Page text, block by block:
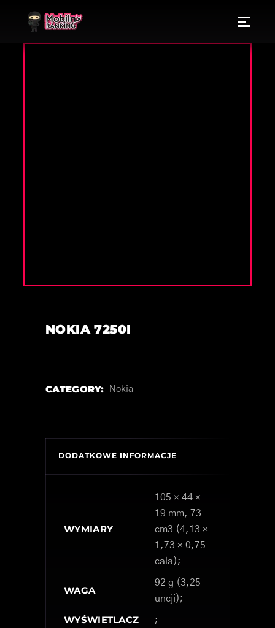
NOKIA 7250I
CATEGORY: Nokia
DODATKOWE INFORMACJE
WYMIARY
105 × 44 ×
19 mm, 73
cm3 (4,13 ×
1,73 × 0,75
cala);
WAGA
92 g (3,25
uncji);
WYŚWIETLACZ ;